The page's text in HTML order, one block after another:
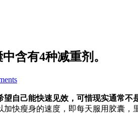
含有4种减重剂。
自己能快速见效，可惜现实通常不
快瘦身的速度，即每天服用胶囊，